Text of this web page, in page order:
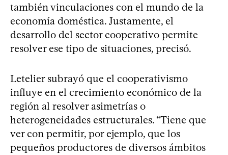
también vinculaciones con el mundo de la
economía doméstica. Justamente, el
desarrollo del sector cooperativo permite
resolver ese tipo de situaciones, precisó.
Letelier subrayó que el cooperativismo
influye en el crecimiento económico de la
región al resolver asimetrías o
heterogeneidades estructurales. “Tiene que
ver con permitir, por ejemplo, que los
pequeños productores de diversos ámbitos